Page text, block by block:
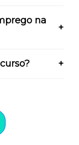
na
+
+